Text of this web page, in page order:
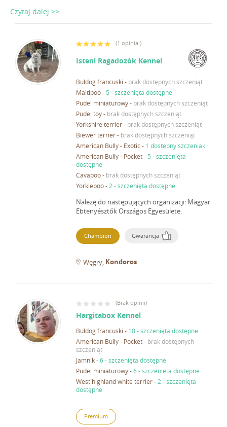
Czytaj dalej >>
(1 opinia )
Isteni Ragadozók Kennel
Buldog francuski - brak dostępnych szczeniąt
Maltipoo- 5 - szczenięta dostępne
Pudel miniaturowy- brak dostępnych szczeniąt
Pudel toy- brak dostępnych szczeniąt
Yorkshire terrier- brak dostępnych szczeniąt
Biewer terrier- brak dostępnych szczeniąt
American Bully - Exotic- 1 dostępny szczeniak
American Bully - Pocket- 5 - szczenięta
dostępne
Cavapoo- brak dostępnych szczeniąt
Yorkiepoo- 2 - szczenięta dostępne
Należę do następujących organizacji: Magyar
Ebtenyésztők Országos Egyesülete.
Champion Gwarancja
Węgry Kondoros
(Brak opinii)
Hargitabox Kennel
Buldog francuski - 10 - szczenięta dostępne
American Bully - Pocket- brak dostępnych
szczeniąt
Jamnik-6 - szczenięta dostępne
Pudel miniaturowy-6 - szczenięta dostępne
West highland white terrier- 2 - szczenięta
dostępne
Premium